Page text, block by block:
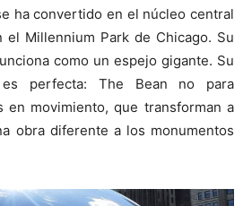
ha convertido en el núcleo central
el Millennium Park de Chicago. Su
como un espejo gigante. Su
es perfecta: The Bean no para
en movimiento, que transforman a
obra diferente a los monumentos